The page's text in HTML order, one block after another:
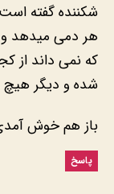
شکننده گفته
هر دمی میدهد
که نمی داند از
شده و دیگر هیچ
باز هم خوش
پاسخ